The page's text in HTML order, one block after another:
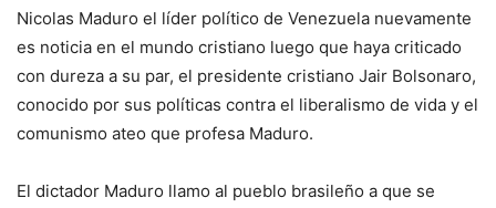
Nicolas Maduro el líder político de Venezuela nuevamente
es noticia en el mundo cristiano luego que haya criticado
con dureza a su par, el presidente cristiano Jair Bolsonaro,
conocido por sus políticas contra el liberalismo de vida y el
comunismo ateo que profesa Maduro.
El dictador Maduro llamo al pueblo brasileño a que se